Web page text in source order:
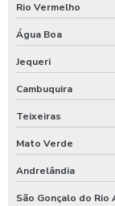
Rio Vermelho
Água Boa
Jequeri
Cambuquira
Teixeiras
Mato Verde
Andrelândia
São Gonçalo do Rio